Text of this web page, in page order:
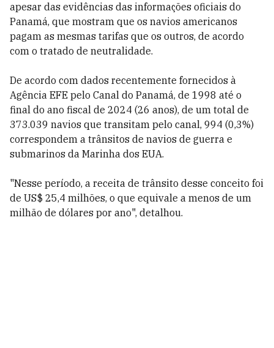
apesar das evidências das informações oficiais do
Panamá, que mostram que os navios americanos
pagam as mesmas tarifas que os outros, de acordo
com o tratado de neutralidade.
De acordo com dados recentemente fornecidos à
Agência EFE pelo Canal do Panamá, de 1998 até o
final do ano fiscal de 2024 (26 anos), de um total de
373.039 navios que transitam pelo canal, 994 (0,3%)
correspondem a trânsitos de navios de guerra e
submarinos da Marinha dos EUA.
"Nesse período, a receita de trânsito desse conceito foi
de US$ 25,4 milhões, o que equivale a menos de um
milhão de dólares por ano", detalhou.